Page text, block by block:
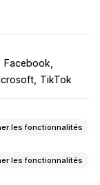
Facebook
TikTok
les fonctionnalités
les fonctionnalités